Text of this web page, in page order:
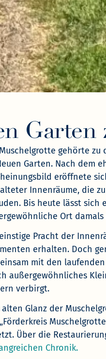
Garten
gehörte
Garten. Nach dem
eröffnete
Innenräume, die
Bis heute lässt sich
Ort
Pracht der
erhalten. Doch
mit den
außergewöhnliches
verbirgt.
alten Glanz der
Über die
Chronik.